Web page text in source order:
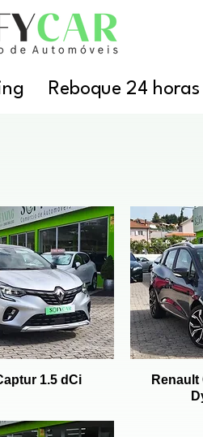
Reboque 24 horas
1.5 dCi
Renault